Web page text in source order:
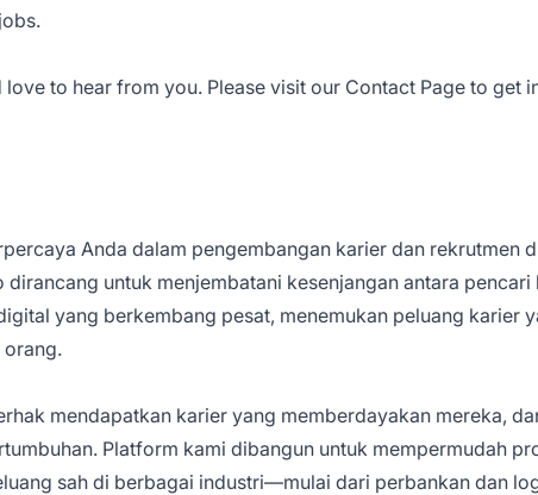
to hear from you. Please visit our Contact Page to get
Anda dalam pengembangan karier dan rekrutmen
untuk menjembatani kesenjangan antara
yang berkembang pesat, menemukan peluang karier
orang.
mendapatkan karier yang memberdayakan mereka,
Platform kami dibangun untuk mempermudah
sah di berbagai industri—mulai dari perbankan dan